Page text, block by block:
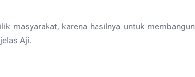
masyarakat, karena hasilnya untuk membangun
Aji.